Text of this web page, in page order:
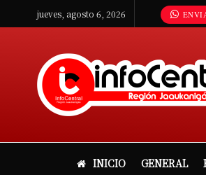
jueves, agosto 6, 2026
INICIO GENERAL